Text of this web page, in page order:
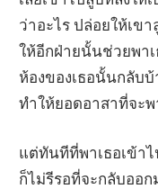
ว่าอะไร ปล่อยให้เข
ให้อีกฝ่ายนั้นช่วยพา
ห้องของเธอนั้นกลับ
ทำให้ยอดอาสาที่จะพ
แต่ทันทีที่พาเธอเข้าไ
ก็ไม่รีรอที่จะกลับออ